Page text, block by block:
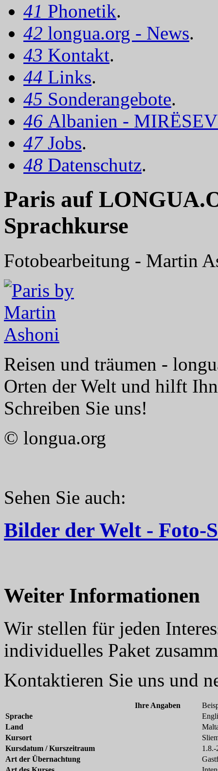
41 Phonetik.
42 longua.org - News.
43 Kontakt.
44 Links.
45 Sonderangebote.
46 Albanien -
47 Jobs.
48 Datenschutz.
Paris auf
Sprachkurse
Fotobearbeitung - Martin
Reisen und träumen -
Orten der Welt und hilft
Schreiben Sie uns!
© longua.org
Sehen Sie auch:
Bilder der Welt - Foto-
Weiter Informationen
Wir stellen für jeden
individuelles Paket
Kontaktieren Sie uns und
Ihre Angaben
Sprache
Land
Kursort
Kursdatum / Kurszeitraum
1.8.-
Art der Übernachtung